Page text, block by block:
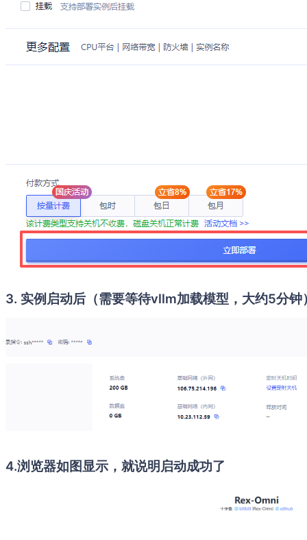
3. 实例启动后（需要等待vllm加载模型，大约5分钟
4.浏览器如图显示，就说明启动成功了